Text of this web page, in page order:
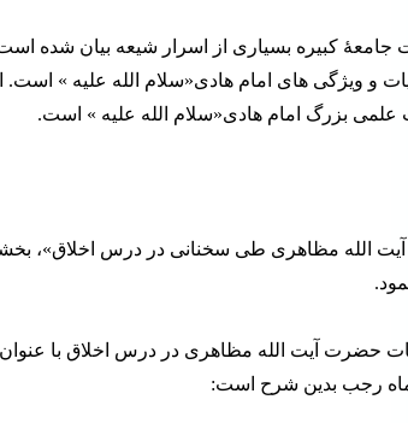
جامعۀ کبیره بسیاری از اسرار شیعه بیان شده
و ویژگی های امام هادی«سلام الله علیه » است.
علمی بزرگ امام هادی«سلام الله علیه » است.
الله مظاهری طی سخنانی در درس اخلاق»،
حضرت آیت الله مظاهری در درس اخلاق با
رجب بدین شرح است: